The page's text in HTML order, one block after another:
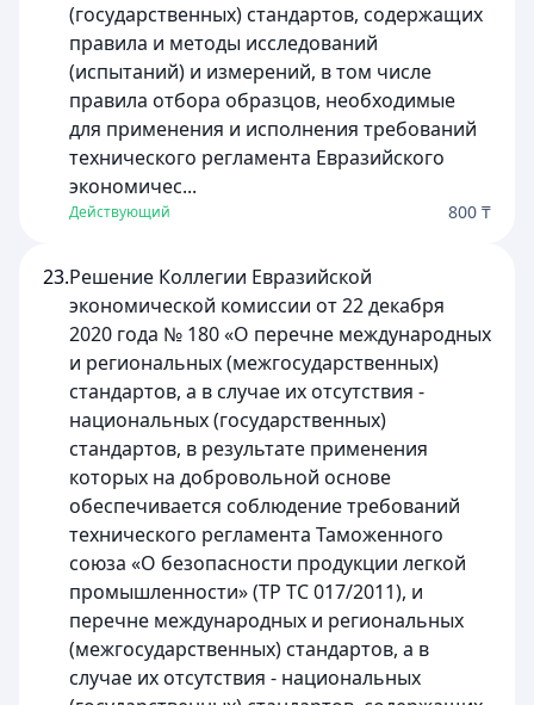
(государственных) стандартов, содержащих
правила и методы исследований
(испытаний) и измерений, в том числе
правила отбора образцов, необходимые
для применения и исполнения требований
технического регламента Евразийского
экономичес...
Действующий 800 ₸
23.Решение Коллегии Евразийской
экономической комиссии от 22 декабря
2020 года № 180 «О перечне международных
и региональных (межгосударственных)
стандартов, а в случае их отсутствия -
национальных (государственных)
стандартов, в результате применения
которых на добровольной основе
обеспечивается соблюдение требований
технического регламента Таможенного
союза «О безопасности продукции легкой
промышленности» (ТР ТС 017/2011), и
перечне международных и региональных
(межгосударственных) стандартов, а в
случае их отсутствия - национальных